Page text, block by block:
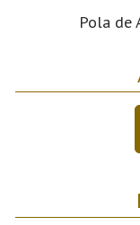
Pola de